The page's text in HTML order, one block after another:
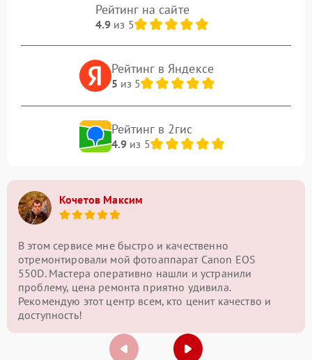
Рейтинг на сайте
4.9из 5
Рейтинг в Яндексе
5 из 5
Рейтинг в 2гис
4.9из 5
Кочетов Максим
В этом сервисе мне быстро и качественно
отремонтировали мой фотоаппарат Canon EOS
550D. Мастера оперативно нашли и устранили
проблему, цена ремонта приятно удивила.
Рекомендую этот центр всем, кто ценит качество и
доступность!